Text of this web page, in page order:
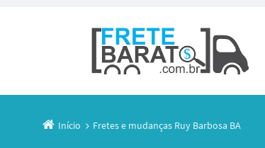
Início Fretes e mudanças Ruy Barbosa BA